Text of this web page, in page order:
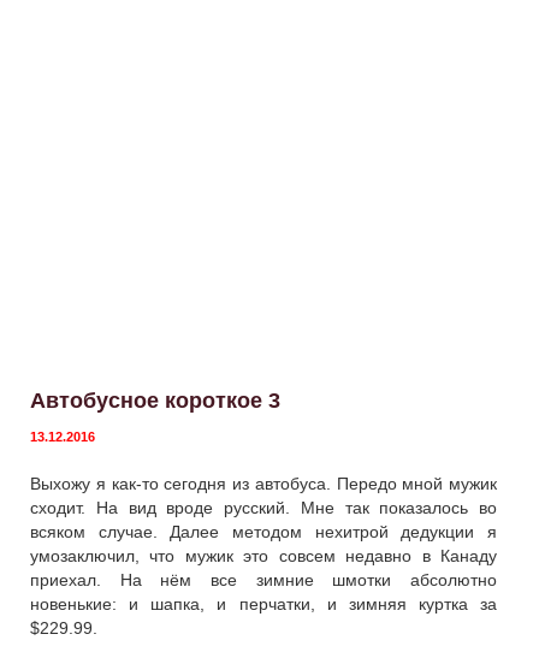
Автобусное короткое 3
13.12.2016
Выхожу я как-то сегодня из автобуса. Передо мной мужик
сходит. На вид вроде русский. Мне так показалось во
всяком случае. Далее методом нехитрой дедукции я
умозаключил, что мужик это совсем недавно в Канаду
приехал. На нём все зимние шмотки абсолютно
новенькие: и шапка, и перчатки, и зимняя куртка за
$229.99.